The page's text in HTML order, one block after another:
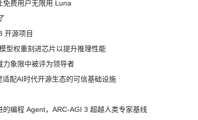
免费用户无限用 Luna
开源项目
型权重刻进芯片以提升推理性能
象限中被评为领导者
配AI时代开源生态的可信基础设施
编程 Agent，ARC-AGI 3 超越人类专家基线